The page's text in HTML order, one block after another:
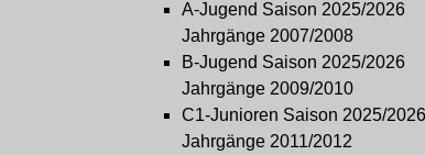
A-Jugend Saison 2025/2026
Jahrgänge 2007/2008
B-Jugend Saison 2025/2026
Jahrgänge 2009/2010
C1-Junioren Saison 2025/2026
Jahrgänge 2011/2012